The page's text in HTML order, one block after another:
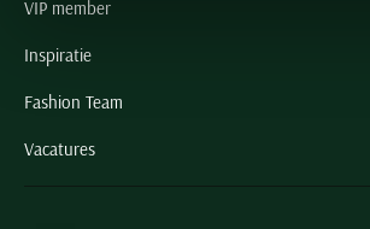
VIP member
Inspiratie
Fashion Team
Vacatures